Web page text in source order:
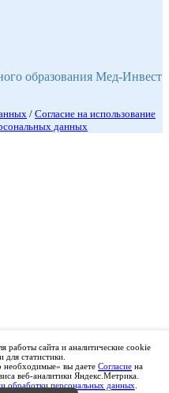
образования Мед-Инвест
/ Согласие на использование
данных
работы сайта и аналитические cookie
статистики.
необходимые» вы даете Согласие на
веб-аналитики Яндекс.Метрика.
обработки персональных данных